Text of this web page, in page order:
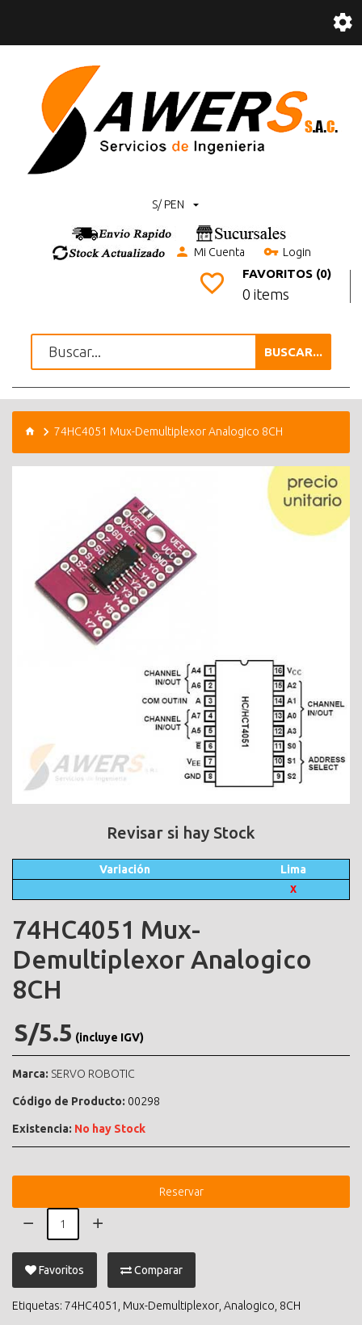
S/ PEN
Mi Cuenta Login
FAVORITOS (0)
0 items
BUSCAR...
74HC4051 Mux-Demultiplexor Analogico 8CH
Revisar si hay Stock
Variación Lima
X
74HC4051 Mux-
Demultiplexor Analogico
8CH
S/5.5 (incluye IGV)
Marca: SERVO ROBOTIC
Código de Producto: 00298
Existencia: No hay Stock
Reservar
Favoritos Comparar
Etiquetas: 74HC4051 Mux-Demultiplexor Analogico 8CH